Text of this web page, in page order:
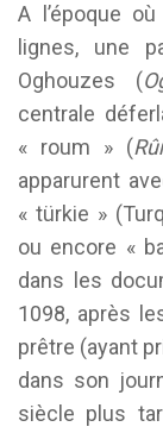
A l’époque
lignes, une
Oghouzes (
centrale
« roum » (
apparurent
« türkie »
ou encore «
dans les
1098, après
prêtre (ayant
dans son
siècle plus